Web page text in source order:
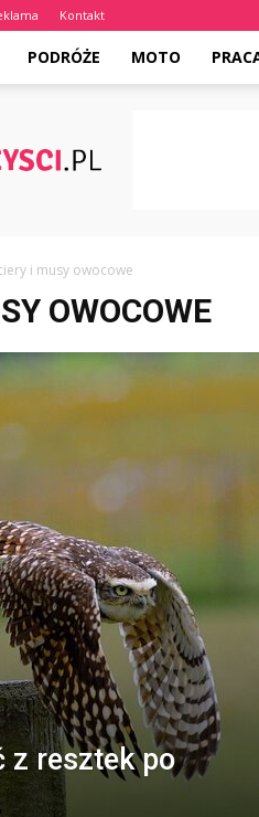
Kontakt
PODRÓŻE MOTO
i musy owocowe
OWOCOWE
z resztek po